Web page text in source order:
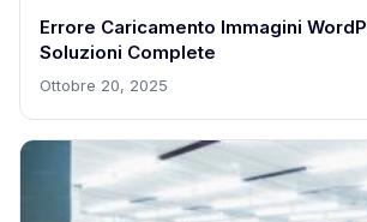
Errore Caricamento Immagini
Soluzioni Complete
Ottobre 20, 2025